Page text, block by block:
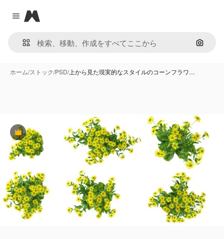
Close menu
Magnific
画像で
ホーム/ストック/PSD/上から見た現実的なスタイルのコーンフラワ…
Premium